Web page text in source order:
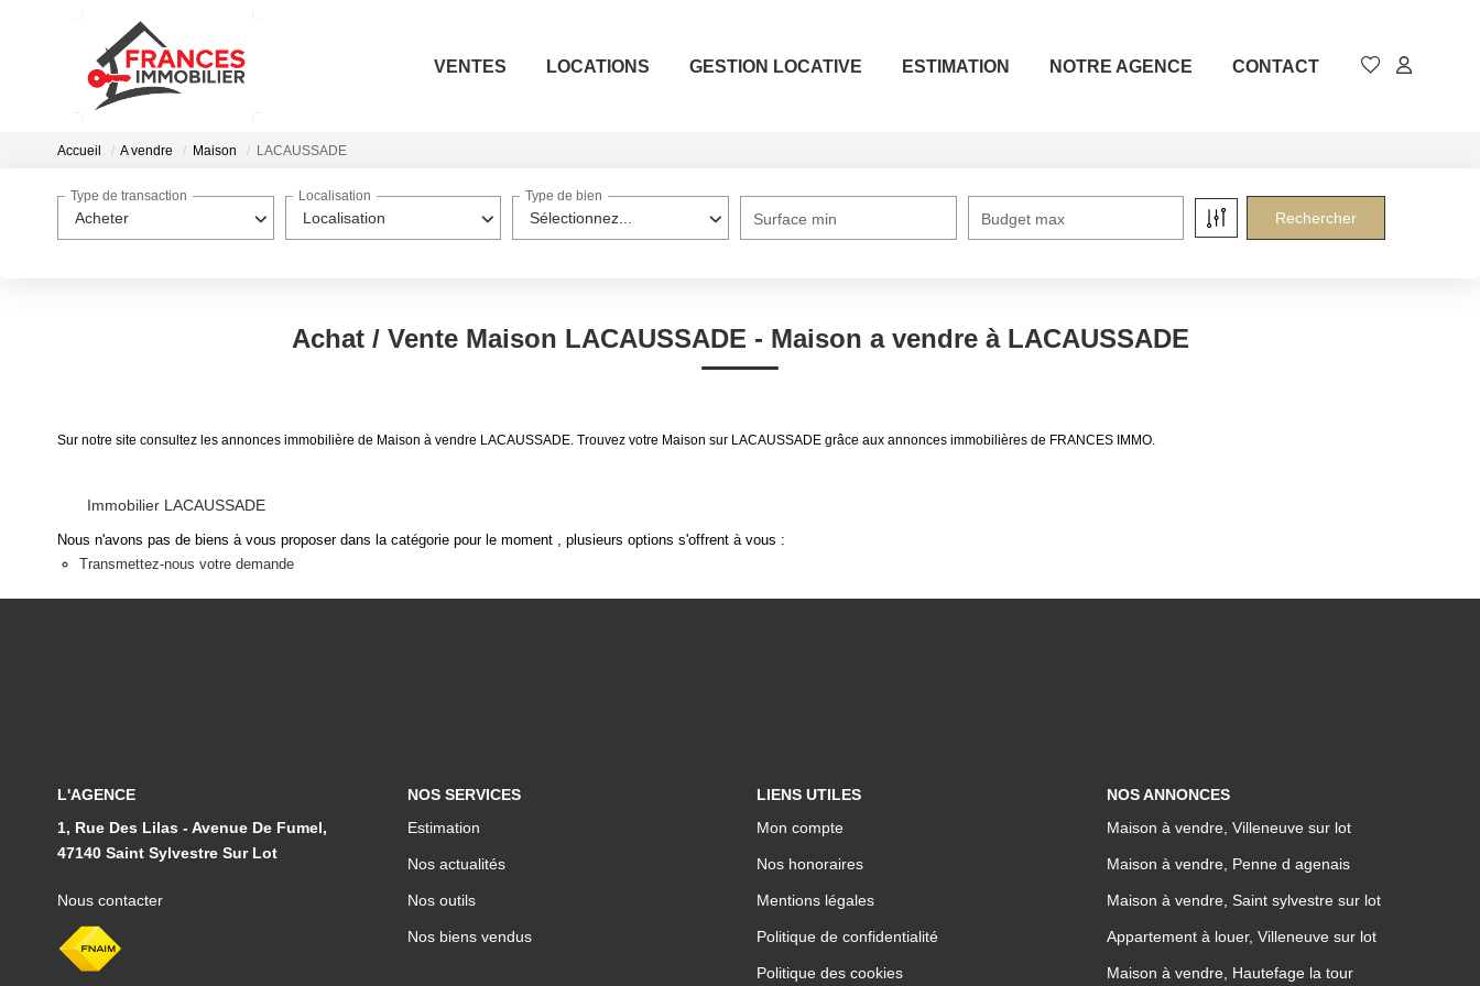
VENTES LOCATIONS GESTION LOCATIVE ESTIMATION NOTRE AGENCE CONTACT
Accueil A vendre Maison LACAUSSADE
Acheter
Type de transaction
Localisation
Localisation
Sélectionnez...
Type de bien
Surface min Budget max
Achat / Vente Maison LACAUSSADE - Maison a vendre à LACAUSSADE
Sur notre site consultez les annonces immobilière de Maison à vendre LACAUSSADE. Trouvez votre Maison sur LACAUSSADE grâce aux annonces immobilières de FRANCES IMMO.
Immobilier LACAUSSADE
Nous n'avons pas de biens à vous proposer dans la catégorie pour le moment , plusieurs options s'offrent à vous :
Transmettez-nous votre demande
L'AGENCE
1, Rue Des Lilas - Avenue De Fumel,
47140 Saint Sylvestre Sur Lot
Nous contacter
NOS SERVICES
Estimation
Nos actualités
Nos outils
Nos biens vendus
LIENS UTILES
Mon compte
Nos honoraires
Mentions légales
Politique de confidentialité
Politique des cookies
NOS ANNONCES
Maison à vendre, Villeneuve sur lot
Maison à vendre, Penne d agenais
Maison à vendre, Saint sylvestre sur lot
Appartement à louer, Villeneuve sur lot
Maison à vendre, Hautefage la tour